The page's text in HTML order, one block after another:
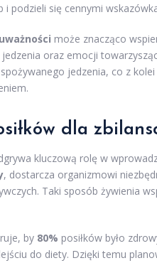
i podzieli się cennymi
może znacząco
oraz emocji
jedzenia, co z
dla
kluczową rolę w
, dostarcza organizmowi
Taki sposób żywienia
by 80% posiłków było
do diety. Dzięki temu